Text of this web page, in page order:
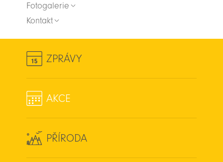
Fotogalerie
Kontakt
ZPRÁVY
AKCE
PŘÍRODA